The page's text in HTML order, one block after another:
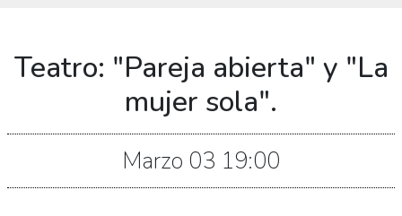
pareja-
"Pareja
y
Teatro: "Pareja abierta" y "La
mujer sola".
Marzo 03 19:00